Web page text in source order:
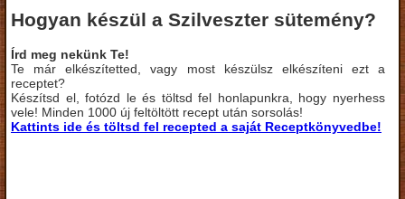
Hogyan készül a Szilveszter sütemény?
Írd meg nekünk Te!
Te már elkészítetted, vagy most készülsz elkészíteni ezt a
receptet?
Készítsd el, fotózd le és töltsd fel honlapunkra, hogy nyerhess
vele! Minden 1000 új feltöltött recept után sorsolás!
Kattints ide és töltsd fel recepted a saját Receptkönyvedbe!